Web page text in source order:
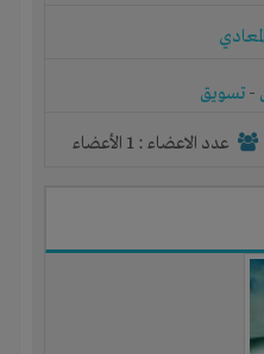
المعادي
- تسويق
عدد الاعضاء : 1 الأعضاء